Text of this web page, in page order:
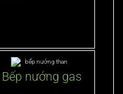
Bếp nướng gas